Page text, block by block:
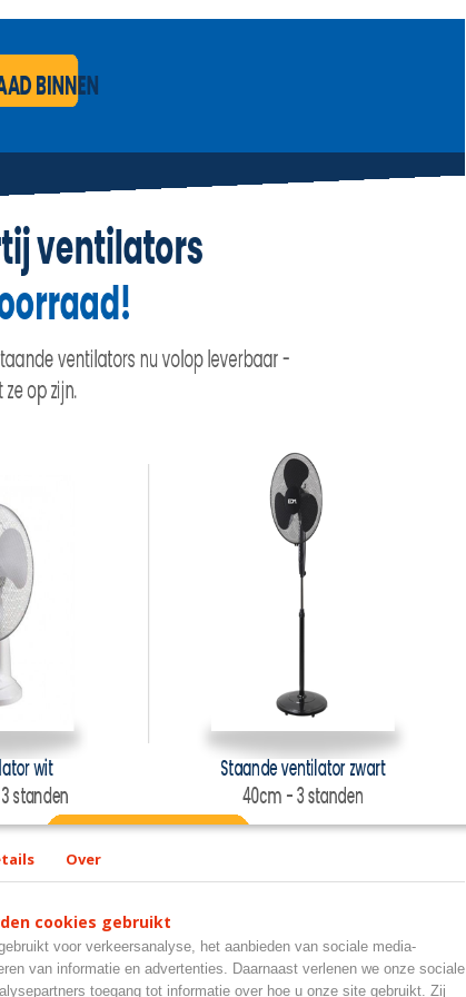
Auto & Fiets Keuken benodigdheden
Over
cookies gebruikt
voor verkeersanalyse, het aanbieden van sociale media-
van informatie en advertenties. Daarnaast verlenen we onze sociale
toegang tot informatie over hoe u onze site gebruikt. Zij